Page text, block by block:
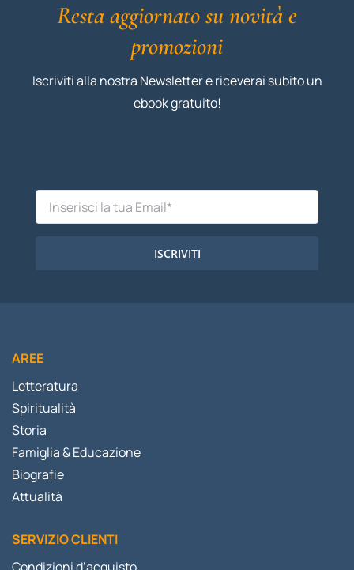
Resta aggiornato su novità e
promozioni
Iscriviti alla nostra Newsletter e riceverai subito un
ebook gratuito!
ISCRIVITI
AREE
Letteratura
Spiritualità
Storia
Famiglia & Educazione
Biografie
Attualità
SERVIZIO CLIENTI